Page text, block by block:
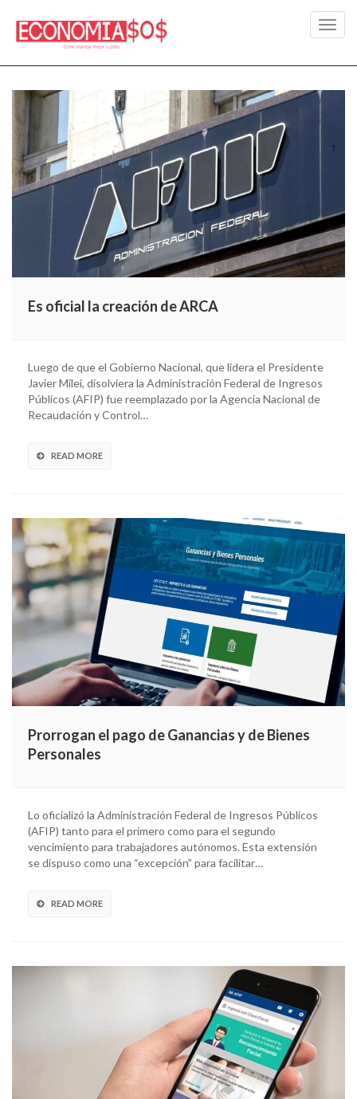
Es oficial la creación de ARCA
Luego de que el Gobierno Nacional, que lidera el Presidente
Javier Milei, disolviera la Administración Federal de Ingresos
Públicos (AFIP) fue reemplazado por la Agencia Nacional de
Recaudación y Control…
READ MORE
Prorrogan el pago de Ganancias y de Bienes
Personales
Lo oficializó la Administración Federal de Ingresos Públicos
(AFIP) tanto para el primero como para el segundo
vencimiento para trabajadores autónomos. Esta extensión
se dispuso como una “excepción” para facilitar…
READ MORE